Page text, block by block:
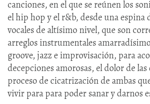
canciones, en el que se reúnen los
el hip hop y el r&b, desde una espina
vocales de altísimo nivel, que son
arreglos instrumentales
groove, jazz e improvisación, para
decepciones amorosas, el dolor de las
proceso de cicatrización de ambas
vivir para para poder sanar y darnos